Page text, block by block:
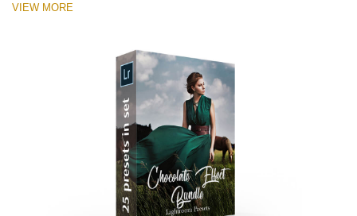
VIEW MORE